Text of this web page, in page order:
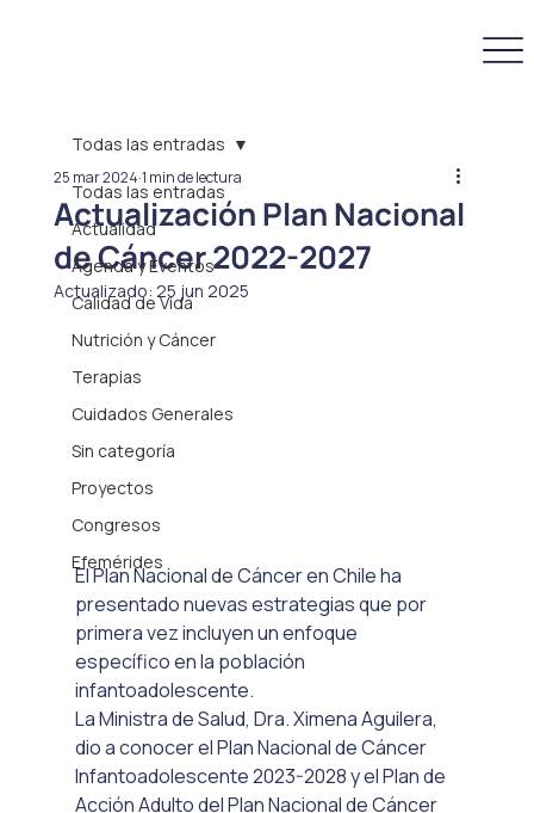
Todas las entradas
Actualidad
Agenda y Eventos
Calidad de Vida
Nutrición y Cáncer
Terapias
Cuidados Generales
Sin categoría
Proyectos
Congresos
Efemérides
Todas las entradas
Actualización Plan Nacional
de Cáncer 2022-2027
25 mar 2024 1 min de lectura
Actualizado: 25 jun 2025
El Plan Nacional de Cáncer en Chile ha
presentado nuevas estrategias que por
primera vez incluyen un enfoque
específico en la población
infantoadolescente.
La Ministra de Salud, Dra. Ximena Aguilera,
dio a conocer el Plan Nacional de Cáncer
Infantoadolescente 2023-2028 y el Plan de
Acción Adulto del Plan Nacional de Cáncer